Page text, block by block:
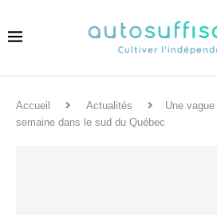
Accueil Actualités
Une
semaine dans le sud du Québec